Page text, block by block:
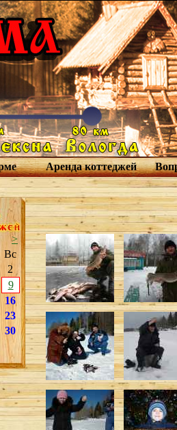
Аренда коттеджей
>
Вс
2
9
16
23
30